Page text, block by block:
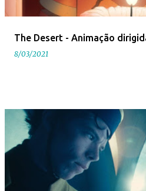
The Desert - Animação
8/03/2021